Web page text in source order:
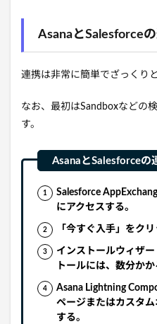
AsanaとSalesforce
連携は非常に簡単でざっくり
なお、最初はSandboxなどの
す。
Salesforce
にアクセスする。
「今すぐ入手」をクリ
インストールウィザ
トールには、数分かか
Asana Lightning
ページまたはカスタ
する。